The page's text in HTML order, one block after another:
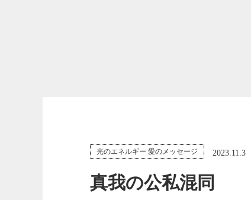
光のエネルギー 愛のメッセージ 2023.11.3
真我の公私混同